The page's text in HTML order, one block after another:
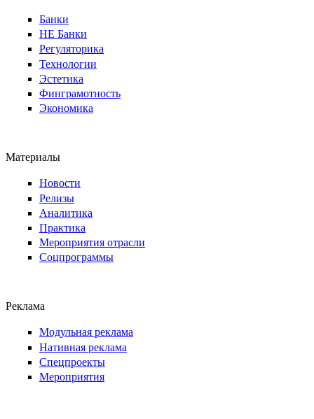
Банки
НЕ Банки
Регуляторика
Технологии
Эстетика
Финграмотность
Экономика
Материалы
Новости
Релизы
Аналитика
Практика
Мероприятия отрасли
Соцпрограммы
Реклама
Модульная реклама
Нативная реклама
Спецпроекты
Мероприятия